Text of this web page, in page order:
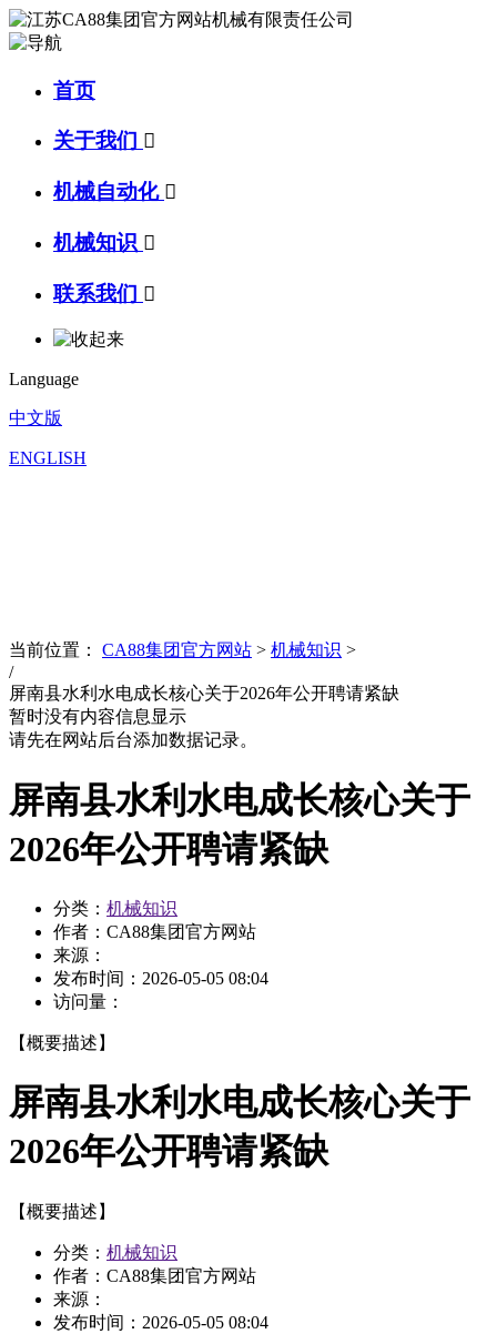
首页
关于我们 
机械自动化 
机械知识 
联系我们 
Language
中文版
ENGLISH
当前位置： CA88集团官方网站 > 机械知识 >
/
屏南县水利水电成长核心关于2026年公开聘请紧缺
暂时没有内容信息显示
请先在网站后台添加数据记录。
屏南县水利水电成长核心关于
2026年公开聘请紧缺
分类： 机械知识
作者：CA88集团官方网站
来源：
发布时间： 2026-05-05 08:04
访问量：
【概要描述】
屏南县水利水电成长核心关于
2026年公开聘请紧缺
【概要描述】
分类： 机械知识
作者：CA88集团官方网站
来源：
发布时间： 2026-05-05 08:04